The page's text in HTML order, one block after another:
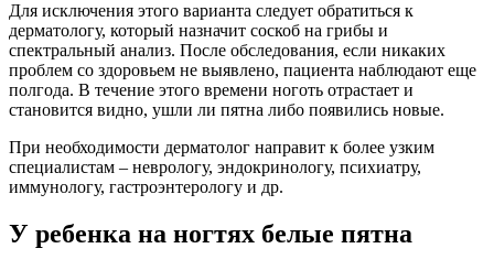
Для исключения этого варианта следует обратиться к
дерматологу, который назначит соскоб на грибы и
спектральный анализ. После обследования, если никаких
проблем со здоровьем не выявлено, пациента наблюдают еще
полгода. В течение этого времени ноготь отрастает и
становится видно, ушли ли пятна либо появились новые.
При необходимости дерматолог направит к более узким
специалистам – неврологу, эндокринологу, психиатру,
иммунологу, гастроэнтерологу и др.
У ребенка на ногтях белые пятна